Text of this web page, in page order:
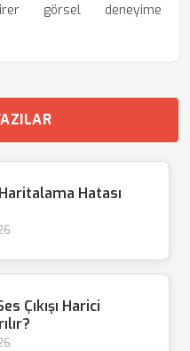
görsel deneyime
Hatası
Çıkışı Harici